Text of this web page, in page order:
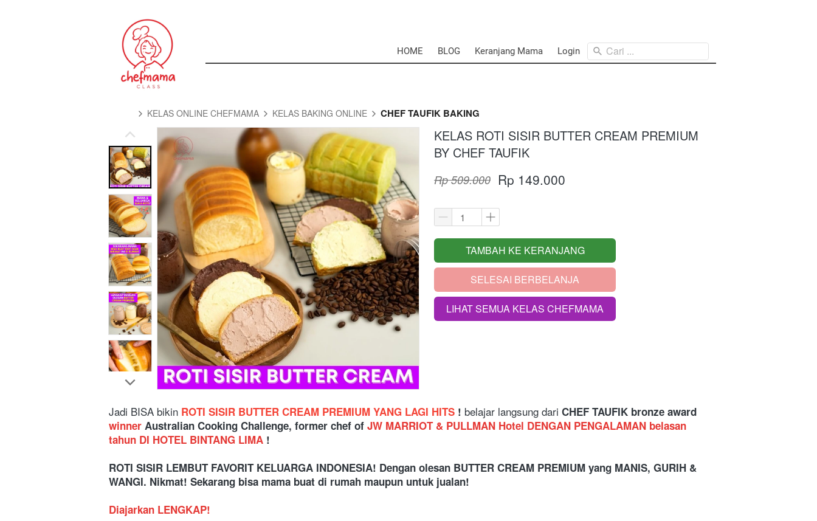
HOME BLOG Keranjang Mama Login Cari ...
KELAS ONLINE CHEFMAMA KELAS BAKING ONLINE CHEF TAUFIK BAKING
KELAS ROTI SISIR BUTTER CREAM PREMIUM
BY CHEF TAUFIK
Rp 509.000 Rp 149.000
`
TAMBAH KE KERANJANG
`SELESAI BERBELANJA
`LIHAT SEMUA KELAS CHEFMAMA
Jadi BISA bikin ROTI SISIR BUTTER CREAM PREMIUM YANG LAGI HITS ! belajar langsung dari
winner Australian Cooking Challenge, former chef of JW MARRIOT & PULLMAN Hotel DENGAN PENGALAMAN belasan
tahun DI HOTEL BINTANG LIMA !
ROTI SISIR LEMBUT FAVORIT KELUARGA INDONESIA! Dengan olesan BUTTER CREAM PREMIUM yang MANIS, GURIH &
WANGI. Nikmat! Sekarang bisa mama buat di rumah maupun untuk jualan!
Diajarkan LENGKAP!